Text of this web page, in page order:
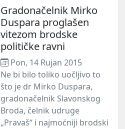
Gradonačelnik Mirko
Duspara proglašen
vitezom brodske
političke ravni
Pon, 14 Rujan 2015
Ne bi bilo toliko uočljivo to
što je dr Mirko Duspara,
gradonačelnik Slavonskog
Broda, čelnik udruge
„Pravaš“ i najmoćniji brodski